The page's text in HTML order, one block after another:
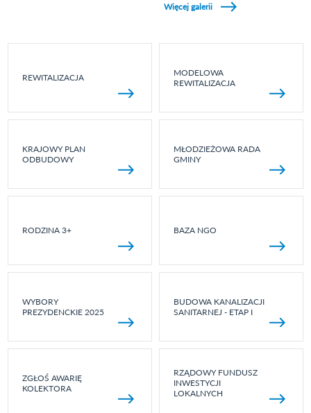
Więcej galerii
REWITALIZACJA
MODELOWA
REWITALIZACJA
KRAJOWY PLAN
ODBUDOWY
MŁODZIEŻOWA RADA
GMINY
RODZINA 3+ BAZA NGO
WYBORY
PREZYDENCKIE 2025
BUDOWA KANALIZACJI
SANITARNEJ - ETAP I
ZGŁOŚ AWARIĘ
KOLEKTORA
RZĄDOWY FUNDUSZ
INWESTYCJI
LOKALNYCH